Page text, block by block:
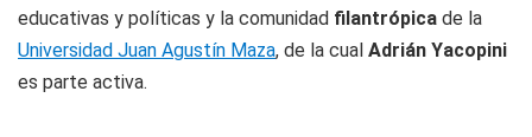
educativas y políticas y la comunidad filantrópica de la
Universidad Juan Agustín Maza, de la cual Adrián Yacopini
es parte activa.